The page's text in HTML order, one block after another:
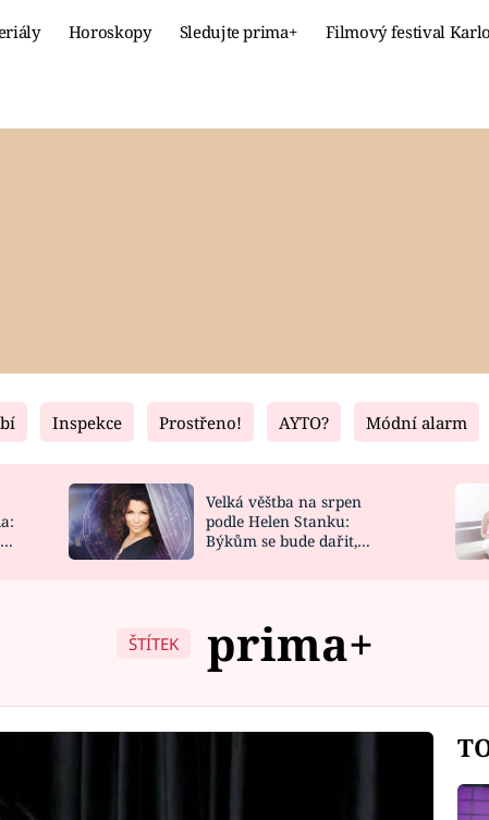
Horoskopy Sledujte prima+ Filmový festival
Fresh
NOVINKY
VIDEORECEPTY
Living
DESIGN
Inspekce Prostřeno! AYTO? Módní alarm
Velká věštba na srpen
podle Helen Stanku:
Býkům se bude dařit,
ŠTÍTEK prima+